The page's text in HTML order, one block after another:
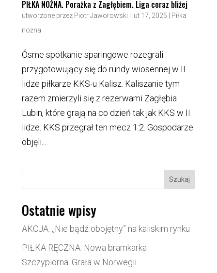
PIŁKA NOŻNA. Porażka z Zagłębiem. Liga coraz bliżej
utworzone przez Piotr Jaworowski | lut 17, 2025 | Piłka
nożna
Ósme spotkanie sparingowe rozegrali
przygotowujący się do rundy wiosennej w II
lidze piłkarze KKS-u Kalisz. Kaliszanie tym
razem zmierzyli się z rezerwami Zagłębia
Lubin, które grają na co dzień tak jak KKS w II
lidze. KKS przegrał ten mecz 1:2. Gospodarze
objęli...
Szukaj
Ostatnie wpisy
AKCJA. ,,Nie bądź obojętny” na kaliskim rynku
PIŁKA RĘCZNA. Nowa bramkarka
Szczypiorna. Grała w Norwegii